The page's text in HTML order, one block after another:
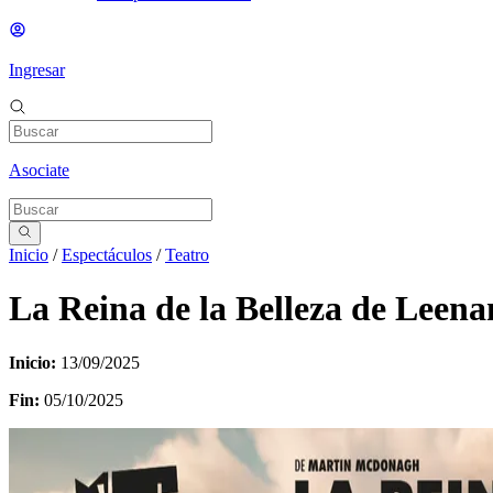
Ingresar
Asociate
Inicio /Espectáculos /Teatro
La Reina de la Belleza de
Inicio: 13/09/2025
Fin: 05/10/2025